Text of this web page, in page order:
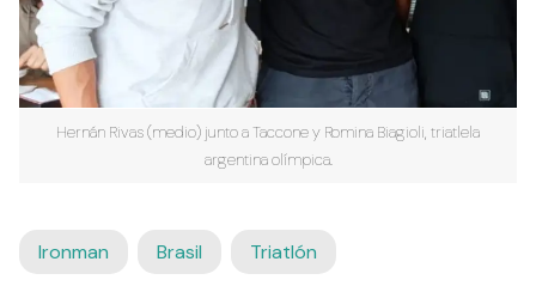
Hernán Rivas (medio) junto a Taccone y Romina Biagioli, triatlela
argentina olímpica.
Ironman Brasil Triatlón